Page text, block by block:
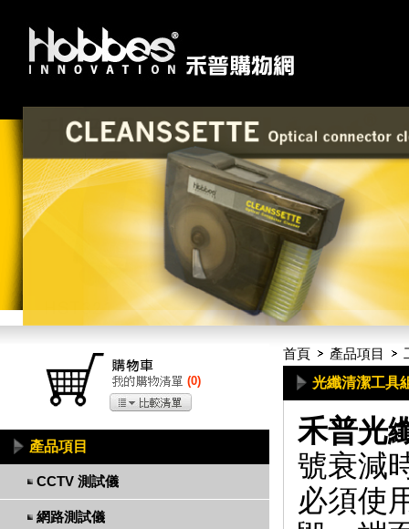
首頁 產品項目
光纖清潔工具
禾普光
號衰減
必須使
(0)
產品項目
CCTV 測試儀
網路測試儀